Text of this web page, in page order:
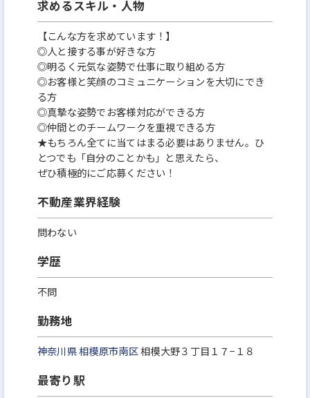
求めるスキル・人物
【こんな方を求めています！】
◎人と接する事が好きな方
◎明るく元気な姿勢で仕事に取り組める方
◎お客様と笑顔のコミュニケーションを大切にでき
る方
◎真摯な姿勢でお客様対応ができる方
◎仲間とのチームワークを重視できる方
★もちろん全てに当てはまる必要はありません。ひ
とつでも「自分のことかも」と思えたら、
ぜひ積極的にご応募ください！
不動産業界経験
問わない
学歴
不問
勤務地
神奈川県相模原市南区相模大野３丁目１７−１８
最寄り駅